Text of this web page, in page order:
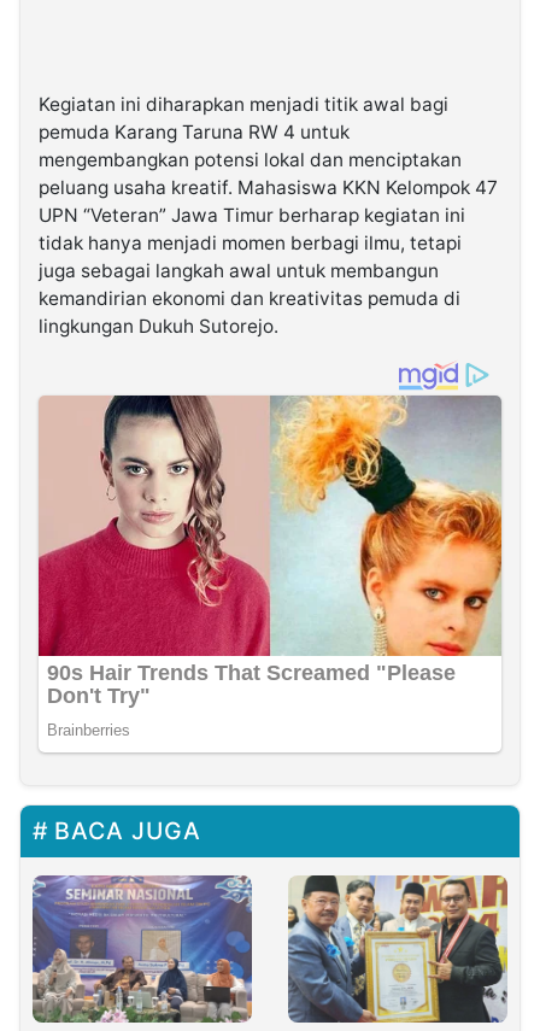
Kegiatan ini diharapkan menjadi titik awal bagi
pemuda Karang Taruna RW 4 untuk
mengembangkan potensi lokal dan menciptakan
peluang usaha kreatif. Mahasiswa KKN Kelompok 47
UPN “Veteran” Jawa Timur berharap kegiatan ini
tidak hanya menjadi momen berbagi ilmu, tetapi
juga sebagai langkah awal untuk membangun
kemandirian ekonomi dan kreativitas pemuda di
lingkungan Dukuh Sutorejo.
BACA JUGA